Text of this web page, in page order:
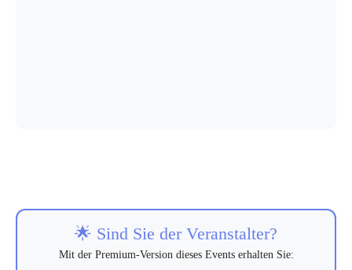
🌟 Sind Sie der Veranstalter?
Mit der Premium-Version dieses Events erhalten Sie: